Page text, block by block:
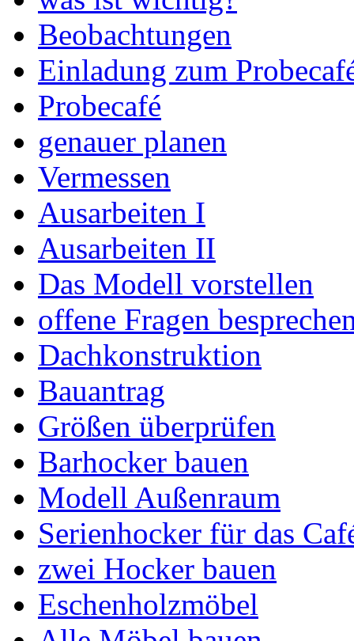
Beobachtungen
Einladung zum
Probecafé
genauer planen
Vermessen
Ausarbeiten I
Ausarbeiten II
Das Modell vorstellen
offene Fragen
Dachkonstruktion
Bauantrag
Größen überprüfen
Barhocker bauen
Modell Außenraum
Serienhocker für das
zwei Hocker bauen
Eschenholzmöbel